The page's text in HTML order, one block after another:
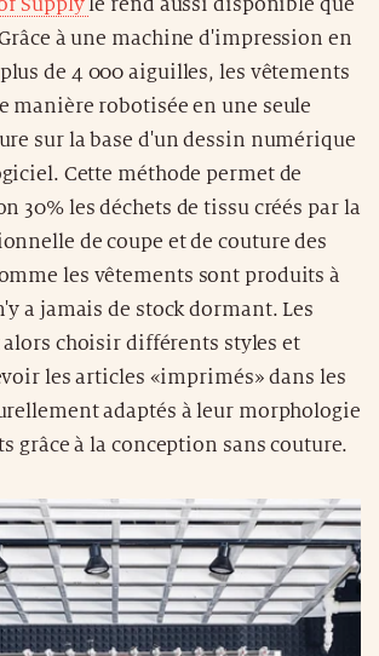
30% les déchets de tissu créés par la
de coupe et de couture des
les vêtements sont produits à
a jamais de stock dormant. Les
choisir différents styles et
les articles «imprimés» dans les
adaptés à leur morphologie
grâce à la conception sans couture.